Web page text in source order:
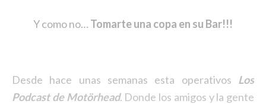
Y como no… Tomarte una copa en su Bar!!!
Desde hace unas semanas esta operativos Los
Podcast de Motörhead. Donde los amigos y la gente